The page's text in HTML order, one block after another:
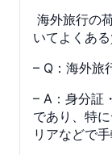
海外旅行の
いてよくあ
– Q：海外旅
– A：身分証
であり、特
リアなどで